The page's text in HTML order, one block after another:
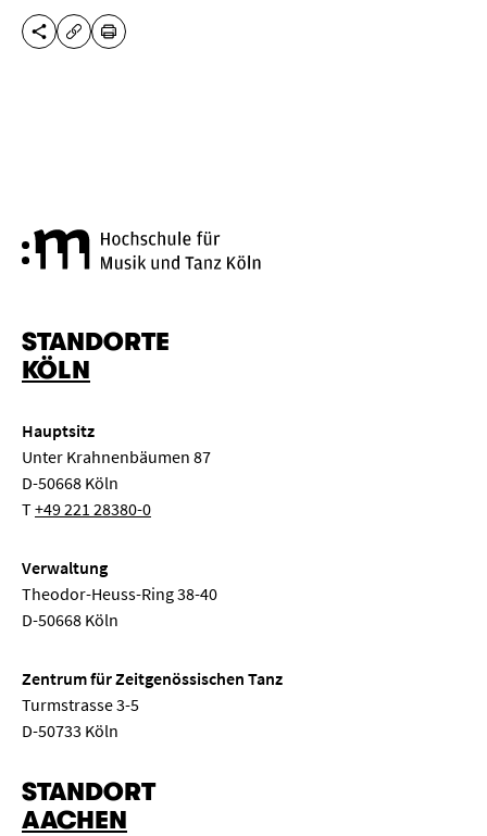
DIESE SEITE TEILEN
URL KOPIEREN
DRUCKEN
STANDORTE
KÖLN
Hauptsitz
Unter Krahnenbäumen 87
D-50668 Köln
T+49 221 28380-0
Verwaltung
Theodor-Heuss-Ring 38-40
D-50668 Köln
Zentrum für Zeitgenössischen Tanz
Turmstrasse 3-5
D-50733 Köln
STANDORT
AACHEN